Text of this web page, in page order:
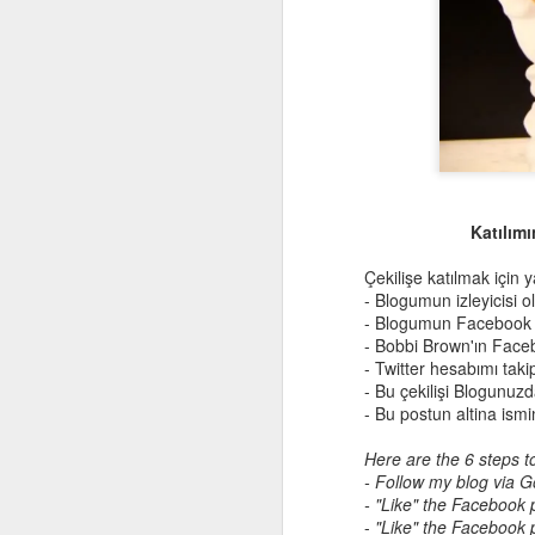
Çekilişe katılmak için
- Blogumun izleyicisi
- Blogumun
- Bobbi Brown'ın
- Twitter hesabımı
- Bu çekilişi
- Bu postun altina
Here are the 6 steps
- Follow my blog via
- "Like" the Facebook
- "Like" the Facebook